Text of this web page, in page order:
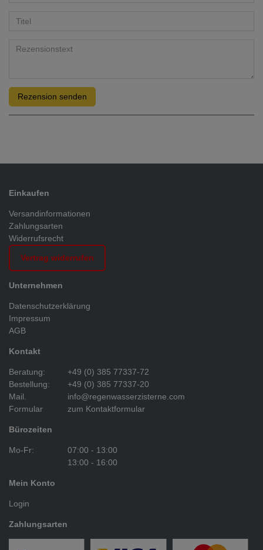
Rezension senden
Einkaufen
Versandinformationen
Zahlungsarten
Widerrufsrecht
Vertrag widerrufen
Unternehmen
Datenschutzerklärung
Impressum
AGB
Kontakt
Beratung:
+49 (0) 385 77337-72
Bestellung:
+49 (0) 385 77337-20
Mail.
info@regenwasserzisterne.com
Formular
zum Kontaktformular
Bürozeiten
Mo-Fr:
07:00 - 13:00
13:00 - 16:00
Mein Konto
Login
Zahlungsarten